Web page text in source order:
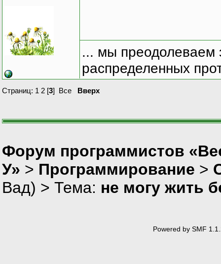
... мы преодолеваем
распределенных
Страниц: 1 2 [3] Все Вверх
Форум программистов
У» > Программирование >
Вад) > Тема: не могу жить
Powered by SMF